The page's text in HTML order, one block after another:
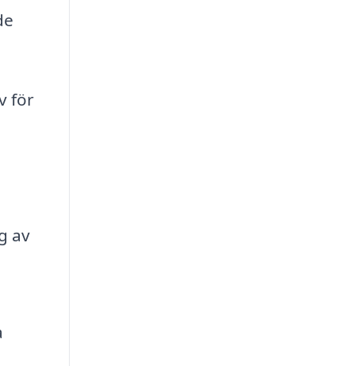
för
av